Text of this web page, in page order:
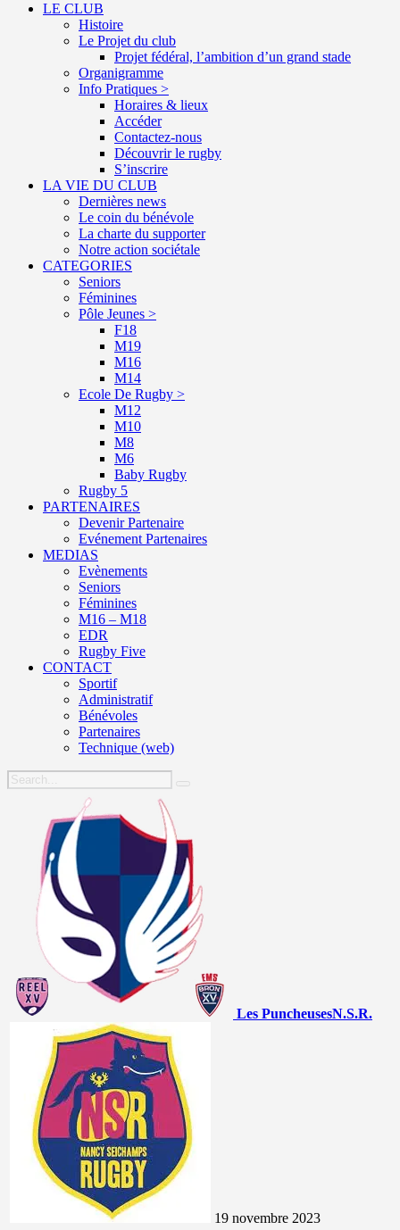
LE CLUB
Histoire
Le Projet du club
Projet fédéral, l’ambition d’un grand stade
Organigramme
Info Pratiques >
Horaires & lieux
Accéder
Contactez-nous
Découvrir le rugby
S’inscrire
LA VIE DU CLUB
Dernières news
Le coin du bénévole
La charte du supporter
Notre action sociétale
CATEGORIES
Seniors
Féminines
Pôle Jeunes >
F18
M19
M16
M14
Ecole De Rugby >
M12
M10
M8
M6
Baby Rugby
Rugby 5
PARTENAIRES
Devenir Partenaire
Evénement Partenaires
MEDIAS
Evènements
Seniors
Féminines
M16 – M18
EDR
Rugby Five
CONTACT
Sportif
Administratif
Bénévoles
Partenaires
Technique (web)
Les PuncheusesN.S.R.
19 novembre 2023